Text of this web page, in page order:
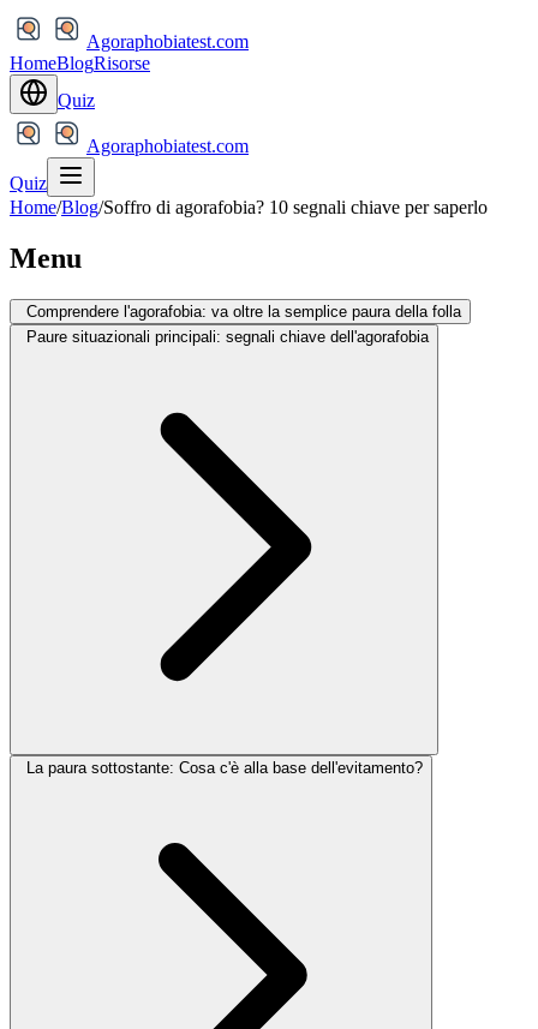
Agoraphobiatest.com
HomeBlogRisorse
Quiz
Agoraphobiatest.com
Quiz
Home/Blog/Soffro di agorafobia? 10 segnali chiave per saperlo
Menu
Comprendere l'agorafobia: va oltre la semplice paura della folla
Paure situazionali principali: segnali chiave dell'agorafobia
La paura sottostante: Cosa c'è alla base dell'evitamento?